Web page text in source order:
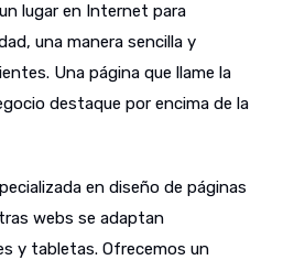
lugar en Internet para
una manera sencilla y
Una página que llame la
destaque por encima de la
en diseño de páginas
webs se adaptan
y tabletas. Ofrecemos un